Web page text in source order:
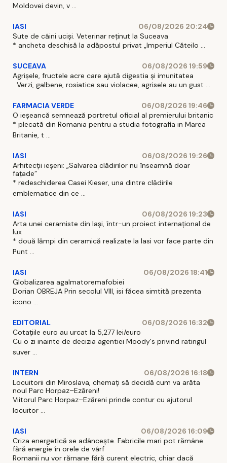
Moldovei devin, v ...
IASI
06/08/2026 20:24
Sute de câini uciși. Veterinar reținut la Suceava
* ancheta deschisă la adăpostul privat „Imperiul Căteilo ...
SUCEAVA
06/08/2026 19:59
Agrișele, fructele acre care ajută digestia și imunitatea
Verzi, galbene, rosiatice sau violacee, agrisele au un gust ...
FARMACIA VERDE
06/08/2026 19:46
O ieșeancă semnează portretul oficial al premierului britanic
* plecată din Romania pentru a studia fotografia in Marea
Britanie, t ...
IASI
06/08/2026 19:26
Arhitecții ieșeni: „Salvarea clădirilor nu înseamnă doar
fațade”
* redeschiderea Casei Kieser, una dintre clădirile
emblematice din ce ...
IASI
06/08/2026 19:23
Arta unei ceramiste din Iași, într-un proiect internațional de
lux
* două lămpi din ceramică realizate la Iasi vor face parte din
Punt ...
IASI
06/08/2026 18:41
Globalizarea agalmatoremafobiei
Dorian OBREJA Prin secolul VIII, isi făcea simtită prezenta
icono ...
EDITORIAL
06/08/2026 16:32
Cotațiile euro au urcat la 5,277 lei/euro
Cu o zi inainte de decizia agentiei Moody's privind ratingul
suver ...
INTERN
06/08/2026 16:18
Locuitorii din Miroslava, chemați să decidă cum va arăta
noul Parc Horpaz–Ezăreni!
Viitorul Parc Horpaz–Ezăreni prinde contur cu ajutorul
locuitor ...
IASI
06/08/2026 16:09
Criza energetică se adâncește. Fabricile mari pot rămâne
fără energie în orele de vârf
Romanii nu vor rămane fără curent electric, chiar dacă